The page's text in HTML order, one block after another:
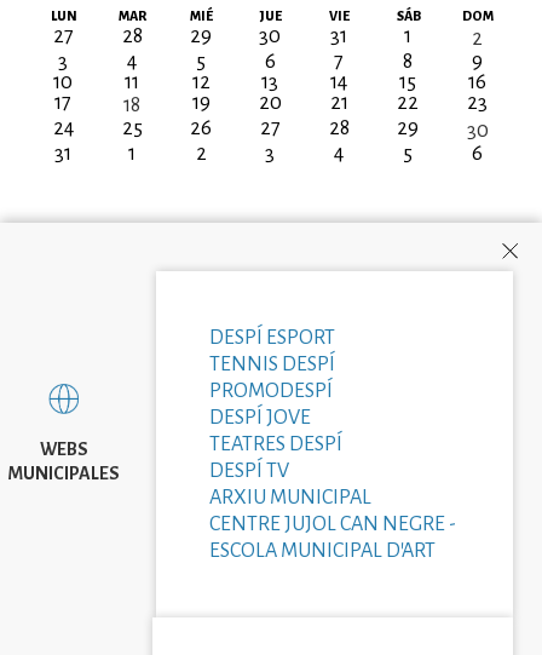
Paginación
LUN MAR MIÉ JUE VIE SÁB DOM
27 28 29 30 31 1
2
3
4 5 6 7 8
9
10
11 12 13 14 15
16
17
18 19 20 21 22
23
24
25 26 27 28 29
30
31
1 2 3 4 5 6
WEBS
MUNICIPALES
DESPÍ ESPORT
TENNIS DESPÍ
PROMODESPÍ
DESPÍ JOVE
TEATRES DESPÍ
DESPÍ TV
ARXIU MUNICIPAL
CENTRE JUJOL CAN NEGRE -
ESCOLA MUNICIPAL D'ART